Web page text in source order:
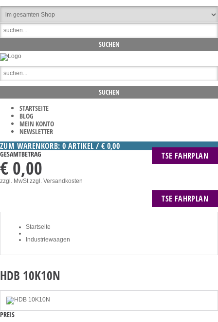
STARTSEITE
BLOG
MEIN KONTO
NEWSLETTER
TSE FAHRPLAN
ZUM WARENKORB: 0 ARTIKEL / € 0,00
GESAMTBETRAG
€ 0,00
zzgl. MwStzzgl. Versandkosten
TSE FAHRPLAN
Startseite
Industriewaagen
HDB 10K10N
PREIS